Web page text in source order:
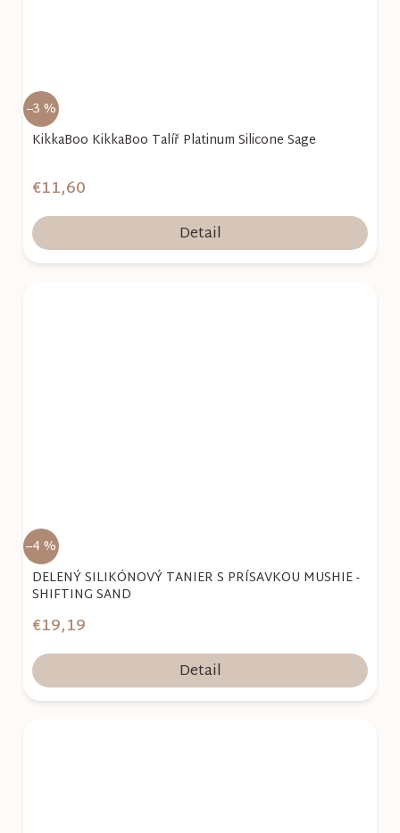
–3 %
KikkaBoo KikkaBoo Talíř Platinum Silicone Sage
€11,60
Detail
–4 %
DELENÝ SILIKÓNOVÝ TANIER S PRÍSAVKOU MUSHIE -
SHIFTING SAND
€19,19
Detail